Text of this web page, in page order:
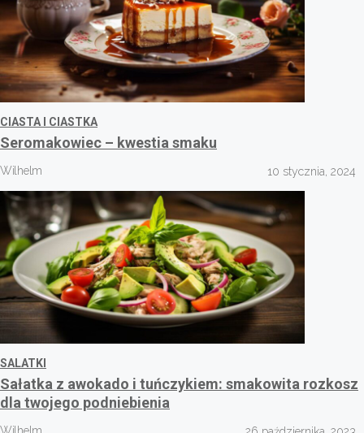
CIASTA I CIASTKA
Seromakowiec – kwestia smaku
Wilhelm 10 stycznia, 2024
SALATKI
Sałatka z awokado i tuńczykiem: smakowita rozkosz
dla twojego podniebienia